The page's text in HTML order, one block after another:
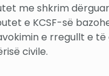
me shkrim
e KCSF-së
e rregullt e
civile.